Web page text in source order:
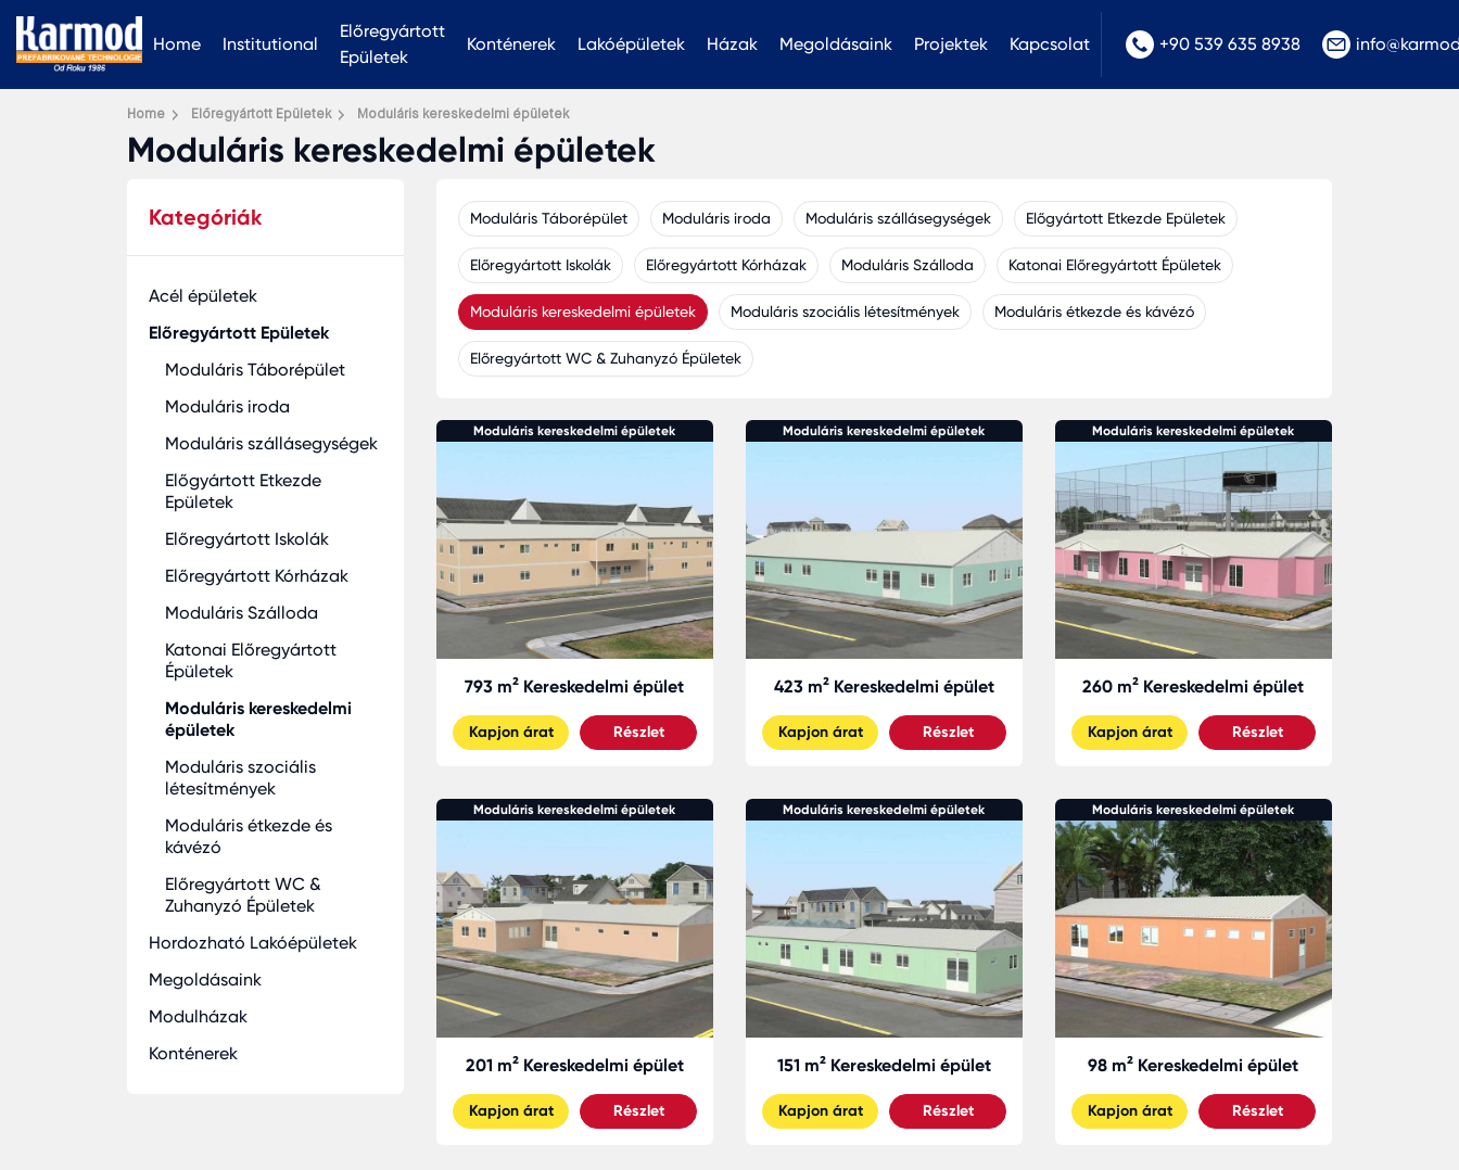
Home Institutional
Előregyártott
Epületek
Konténerek Lakóépületek Házak Megoldásaink Projektek Kapcsolat +90 539 635 8938
Home Előregyártott Epületek Moduláris kereskedelmi épületek
Moduláris kereskedelmi épületek
Kategóriák
Acél épületek
Előregyártott Epületek
Moduláris Táborépület
Moduláris iroda
Moduláris szállásegységek
Előgyártott Etkezde
Epületek
Előregyártott Iskolák
Előregyártott Kórházak
Moduláris Szálloda
Katonai Előregyártott
Épületek
Moduláris kereskedelmi
épületek
Moduláris szociális
létesítmények
Moduláris étkezde és
kávézó
Előregyártott WC &
Zuhanyzó Épületek
Hordozható Lakóépületek
Megoldásaink
Modulházak
Konténerek
Moduláris Táborépület Moduláris iroda Moduláris szállásegységek Előgyártott Etkezde Epületek
Előregyártott Iskolák Előregyártott Kórházak Moduláris Szálloda Katonai Előregyártott Épületek
Moduláris kereskedelmi épületek Moduláris szociális létesítmények Moduláris étkezde és kávézó
Előregyártott WC & Zuhanyzó Épületek
Moduláris kereskedelmi épületek
793 m² Kereskedelmi épület
Kapjon árat Részlet
Moduláris kereskedelmi épületek
423 m² Kereskedelmi épület
Kapjon árat Részlet
Moduláris kereskedelmi épületek
260 m² Kereskedelmi épület
Kapjon árat Részlet
Moduláris kereskedelmi épületek
201 m² Kereskedelmi épület
Kapjon árat Részlet
Moduláris kereskedelmi épületek
151 m² Kereskedelmi épület
Kapjon árat Részlet
Moduláris kereskedelmi épületek
98 m² Kereskedelmi épület
Kapjon árat Részlet